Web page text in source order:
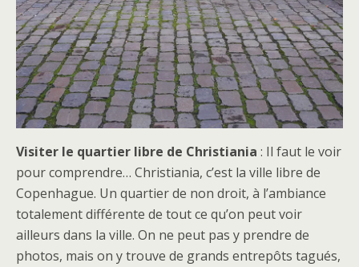
Visiter le quartier libre de Christiania : Il faut le voir
pour comprendre… Christiania, c’est la ville libre de
Copenhague. Un quartier de non droit, à l’ambiance
totalement différente de tout ce qu’on peut voir
ailleurs dans la ville. On ne peut pas y prendre de
photos, mais on y trouve de grands entrepôts tagués,